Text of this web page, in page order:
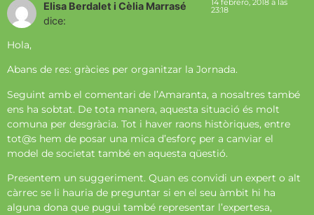
Elisa Berdalet i Cèlia Marrasé
dice:
23:18
Hola,
Abans de res: gràcies per organitzar la Jornada.
Seguint amb el comentari de l’Amaranta, a nosaltres també
ens ha sobtat. De tota manera, aquesta situació és molt
comuna per desgràcia. Tot i haver raons històriques, entre
tot@s hem de posar una mica d’esforç per a canviar el
model de societat també en aquesta qüestió.
Presentem un suggeriment. Quan es convidi un expert o alt
càrrec se li hauria de preguntar si en el seu àmbit hi ha
alguna dona que pugui també representar l’expertesa,